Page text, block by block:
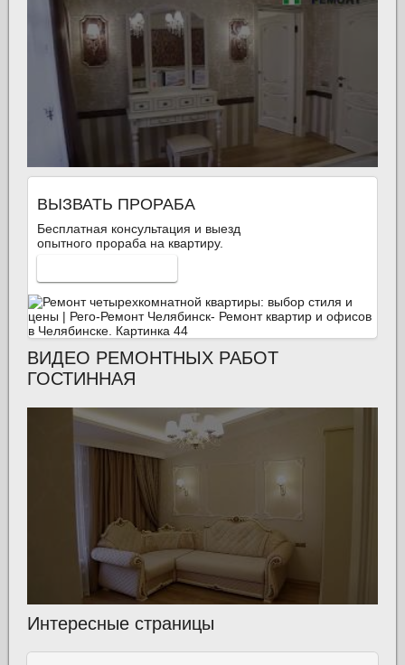
ВЫЗВАТЬ ПРОРАБА
Бесплатная консультация и выезд
опытного прораба на квартиру.
ВИДЕО РЕМОНТНЫХ РАБОТ
ГОСТИННАЯ
Интересные страницы